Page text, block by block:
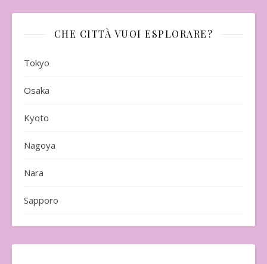
CHE CITTÀ VUOI ESPLORARE?
Tokyo
Osaka
Kyoto
Nagoya
Nara
Sapporo